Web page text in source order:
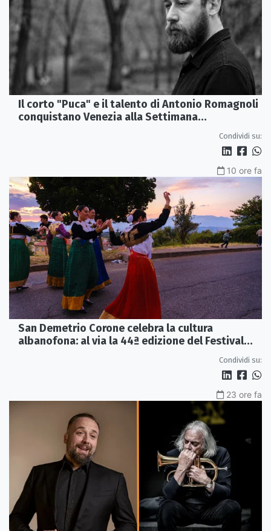
Il corto "Puca" e il talento di Antonio Romagnoli
conquistano Venezia alla Settimana
Condividi su:
10 ore fa
San Demetrio Corone celebra la cultura
albanofona: al via la 44ª edizione del Festival
Condividi su:
23 ore fa